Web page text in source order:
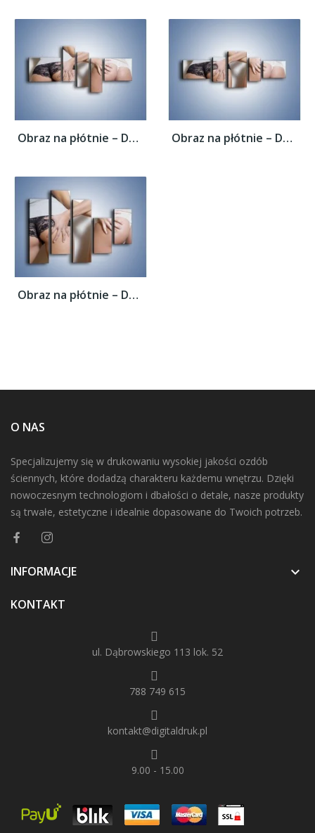
Obraz na płótnie – Dotyk przyjaznych dłoni... Obraz na płótnie – Dotyk przyjaznych dłoni...
Obraz na płótnie – Dotyk przyjaznych dłoni...
O NAS
Specjalizujemy się w drukowaniu wysokiej jakości ozdób
ściennych, które dodadzą charakteru każdemu wnętrzu. Dzięki
nowoczesnym technologiom i dbałości o detale, nasze produkty
są trwałe, estetyczne i idealnie dopasowane do Twoich potrzeb.
INFORMACJE 
KONTAKT
ul. Dąbrowskiego 113 lok. 52
788 749 615
kontakt@digitaldruk.pl
9.00 - 15.00